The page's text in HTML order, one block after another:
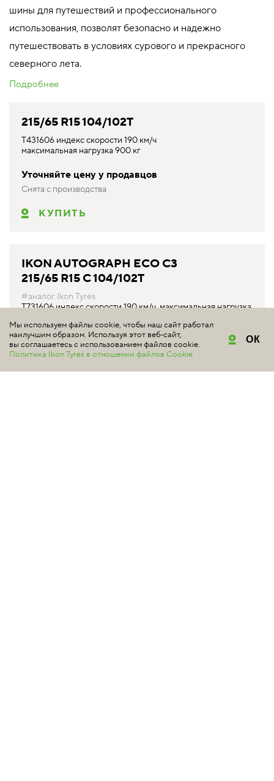
шины для путешествий и профессионального
использования, позволят безопасно и надежно
путешествовать в условиях сурового и прекрасного
северного лета.
Подробнее
215/65 R15 104/102T
T431606 индекс скорости 190 км/ч
максимальная нагрузка 900 кг
Уточняйте цену у продавцов
Снята с производства
КУПИТЬ
IKON AUTOGRAPH ECO C3
215/65 R15 C 104/102T
#аналог Ikon Tyres
T731606 индекс скорости 190 км/ч, максимальная нагрузка
Уточняйте цену у продавцов
Снята с производства
Мы используем файлы cookie, чтобы наш сайт работал
наилучшим образом. Используя этот веб-сайт,
вы соглашаетесь с использованием файлов cookie.
Политика Ikon Tyres в отношении файлов Cookie
ОК